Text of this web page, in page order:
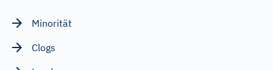
Minorität
Clogs